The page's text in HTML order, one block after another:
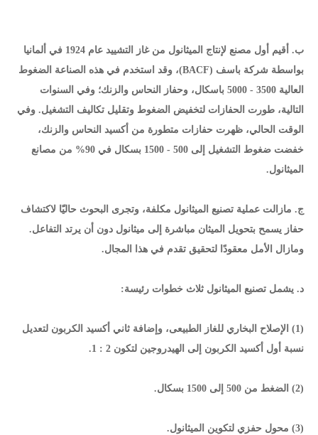
ب. أقيم أول مصنع لإنتاج الميثانول من غاز التشييد عام 1924 في ألمانيا
بواسطة شركة باسف (BACF)، وقد استخدم في هذه الصناعة الضغوط
العالية 3500 - 5000 باسكال، وحفاز النحاس والزنك؛ وفي السنوات
التالية، طورت الحفازات لتخفيض الضغوط وتقليل تكاليف التشغيل. وفي
الوقت الحالي، ظهرت حفازات متطورة من أكسيد النحاس والزنك،
خفضت ضغوط التشغيل إلى 500 - 1500 بسكال في 90% من مصانع
الميثانول.
ج. مازالت عملية تصنيع الميثانول مكلفة، وتجرى البحوث حاليّا لاكتشاف
حفاز يسمح بتحويل الميثان مباشرة إلى ميثانول دون أن يرتد التفاعل.
ومازال الأمل معقودًا لتحقيق تقدم في هذا المجال.
د. يشمل تصنيع الميثانول ثلاث خطوات رئيسة:
(1) الإصلاح البخاري للغاز الطبيعى، وإضافة ثاني أكسيد الكربون لتعديل
نسبة أول أكسيد الكربون إلى الهيدروجين لتكون 2 : 1.
(2) الضغط من 500 إلى 1500 بسكال.
(3) محول حفزي لتكوين الميثانول.